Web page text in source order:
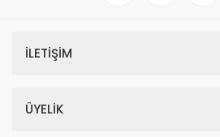
İLETİŞİM
ÜYELİK